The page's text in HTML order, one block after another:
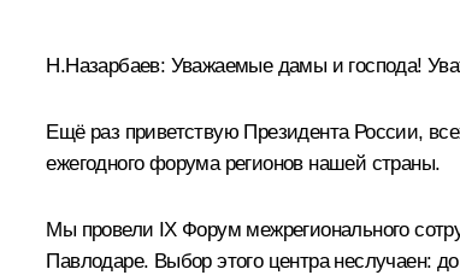
Н.Назарбаев: Уважаемые дамы и господа!
Ещё раз приветствую Президента России,
ежегодного форума регионов нашей страны.
Мы провели IX Форум межрегионального
Павлодаре. Выбор этого центра неслучаен: